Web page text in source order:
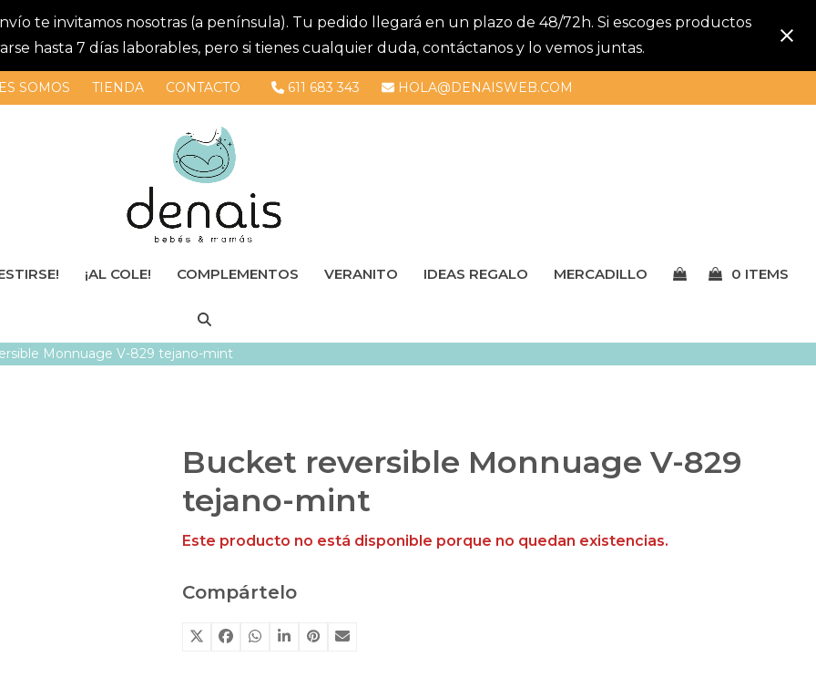
te invitamos nosotras (a península). Tu pedido llegará en un plazo de 48/72h. Si escoges productos
hasta 7 días laborables, pero si tienes cualquier duda, contáctanos y lo vemos juntas.
SOMOS TIENDA CONTACTO 611 683 343 HOLA@DENAISWEB.COM
¡AL COLE! COMPLEMENTOS VERANITO IDEAS REGALO MERCADILLO 0 ITEMS
Monnuage V-829 tejano-mint
Bucket reversible Monnuage V-829
tejano-mint
Este producto no está disponible porque no quedan existencias.
Compártelo